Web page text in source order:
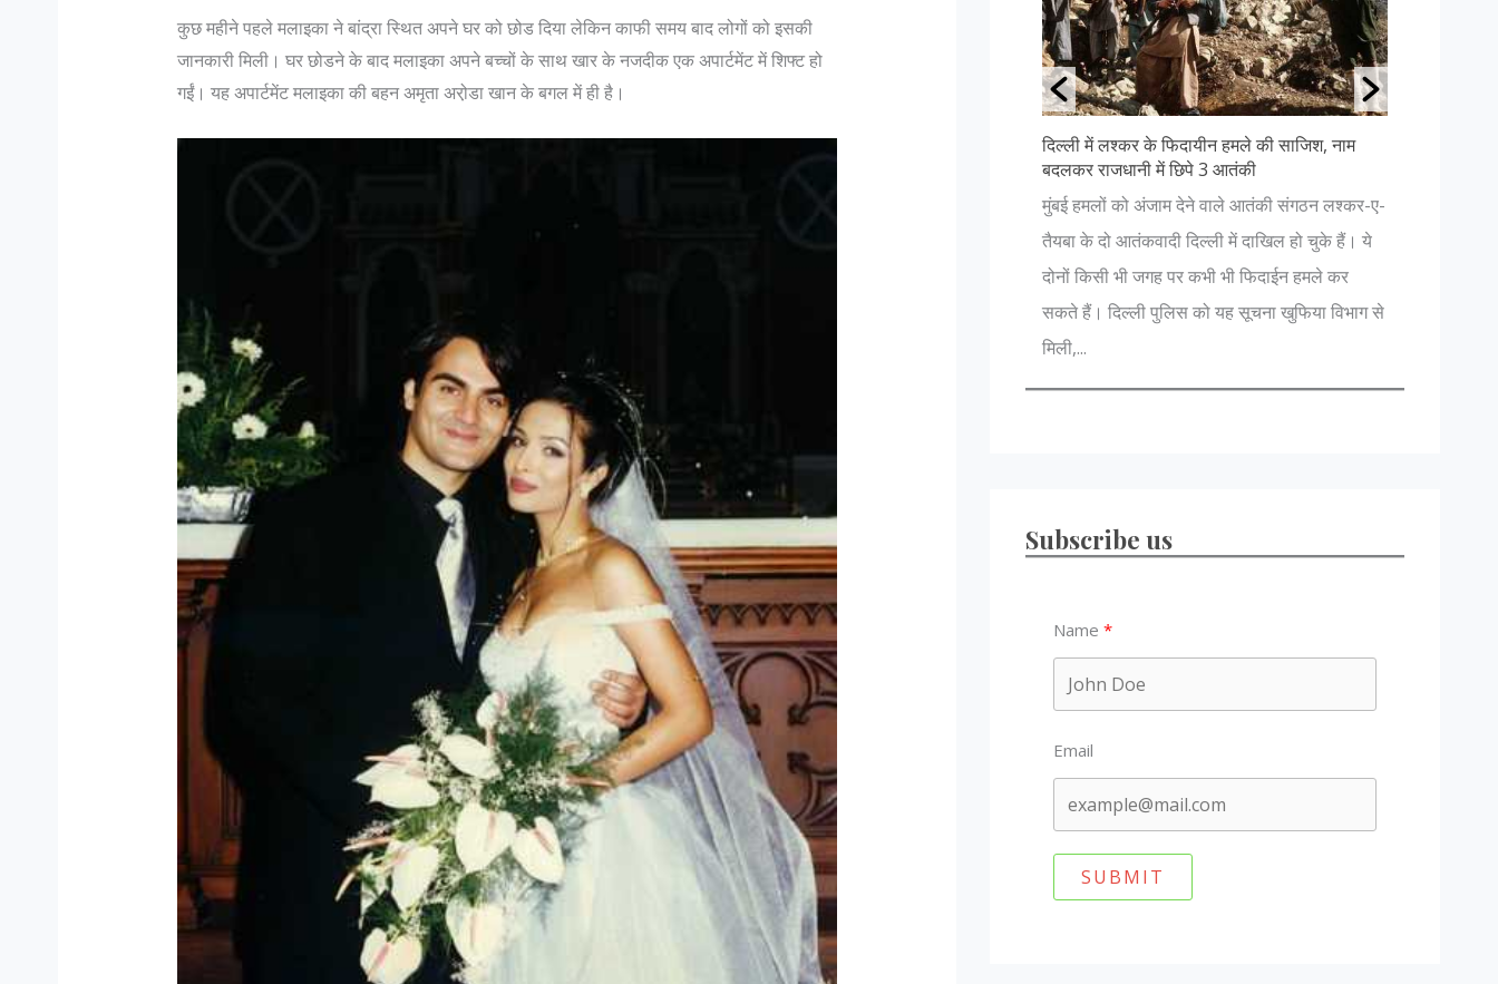
कुछ महीने पहले मलाइका ने बांद्रा स्थित अपने घर को छोड दिया लेकिन काफी समय बाद लोगों को इसकी
जानकारी मिली। घर छोडने के बाद मलाइका अपने बच्चों के साथ खार के नजदीक एक अपार्टमेंट में शिफ्ट हो
गईं। यह अपार्टमेंट मलाइका की बहन अमृता अरो़डा खान के बगल में ही है।
मैं एक महिला मुस्लिम डॉक्टर भारत जैसे सहिष्णु देश में :
जानिए भारतीय सेना मे पद और उन के पदचिन्हों के बारे
रैंक कभी भी रिटायर नही होती, यह तो एक ऑफिसर होता
दिल्ली में लश्कर के फिदायीन हमले की साजिश, नाम
मुंबई हमलों को अंजाम देने वाले आतंकी संगठन लश्कर-ए-
तैयबा के दो आतंकवादी दिल्ली में दाखिल हो चुके हैं। ये
दोनों किसी भी जगह पर कभी भी फिदाईन हमले कर
सकते हैं। दिल्ली पुलिस को यह सूचना खुफिया विभाग से
उत्तराखंड की ११ सबसे खूबसूरत जगहें- पढ़ें
अगर आप प्रकृति प्रेमी हैं और धार्मिक आस्था भी रखते
हैं, तो आपको भी एक बार उत्तराखंड की यात्रा करनी
चाहिए। यहाँ आपको प्रकृति की अनंत सुंदरता में देवत्व
नजर आएगा। जहां कहीं भी आपका विश्वास हो , चाहे
भगवान में हो...
Subscribe us
Name
Email
SUBMIT